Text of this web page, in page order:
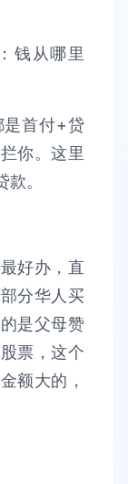
钱从哪里
是首付+贷
你。这里
。
好办，直
分华人买
是父母赞
票，这个
额大的，